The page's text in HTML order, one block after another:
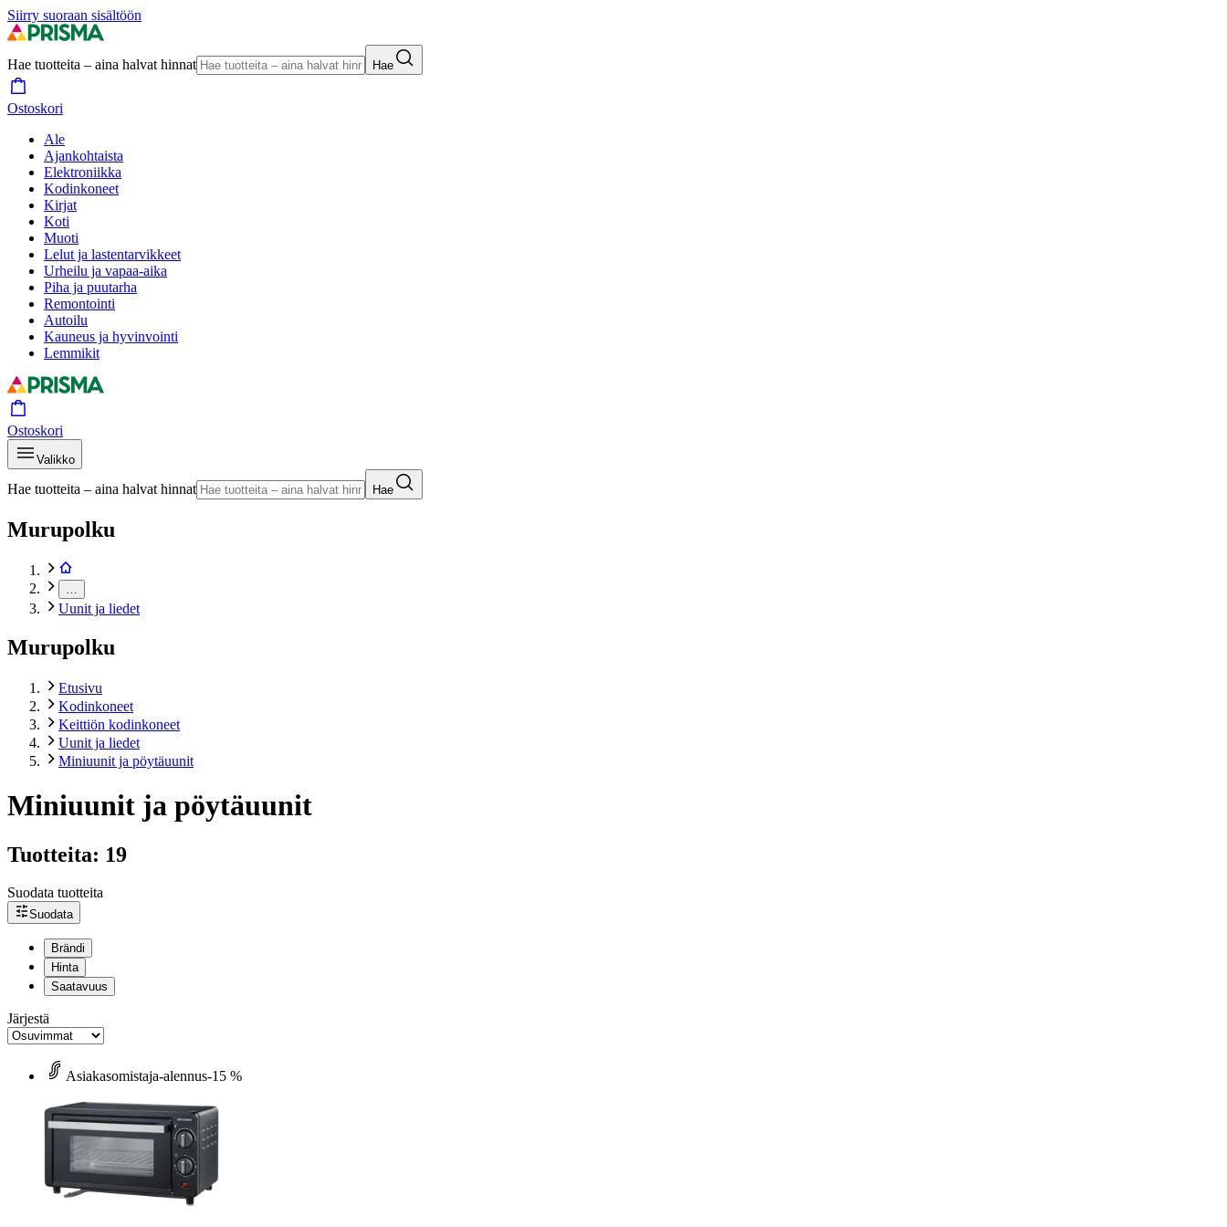
Siirry suoraan sisältöön
Hae tuotteita – aina halvat hinnat Hae
Ostoskori
Ale
Ajankohtaista
Elektroniikka
Kodinkoneet
Kirjat
Koti
Muoti
Lelut ja lastentarvikkeet
Urheilu ja vapaa-aika
Piha ja puutarha
Remontointi
Autoilu
Kauneus ja hyvinvointi
Lemmikit
Ostoskori
Valikko
Hae tuotteita – aina halvat hinnat Hae
Murupolku
Uunit ja liedet
Murupolku
Etusivu
Kodinkoneet
Keittiön kodinkoneet
Uunit ja liedet
Miniuunit ja pöytäuunit
Miniuunit ja pöytäuunit
Tuotteita: 19
Suodata tuotteita
Suodata
Brändi
Hinta
Saatavuus
Järjestä
Asiakasomistaja-alennus-15 %